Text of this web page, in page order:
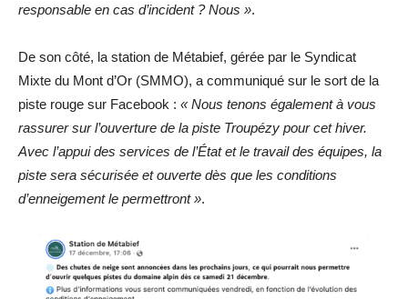
responsable en cas d’incident ? Nous ».
De son côté, la station de Métabief, gérée par le Syndicat
Mixte du Mont d’Or (SMMO), a communiqué sur le sort de la
piste rouge sur Facebook : « Nous tenons également à vous
rassurer sur l’ouverture de la piste Troupézy pour cet hiver.
Avec l’appui des services de l’État et le travail des équipes, la
piste sera sécurisée et ouverte dès que les conditions
d’enneigement le permettront ».